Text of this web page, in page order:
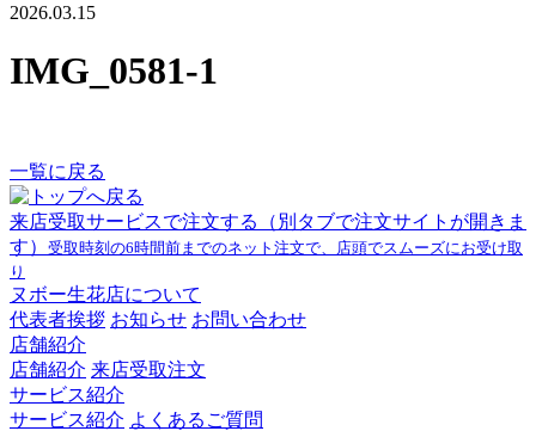
2026.03.15
IMG_0581-1
一覧に戻る
来店受取サービスで注文する
（別タブで注文サイトが開きま
す） 受取時刻の6時間前までのネット注文で、店頭でスムーズにお受け取
り
ヌボー生花店について
代表者挨拶 お知らせ お問い合わせ
店舗紹介
店舗紹介 来店受取注文
サービス紹介
サービス紹介 よくあるご質問